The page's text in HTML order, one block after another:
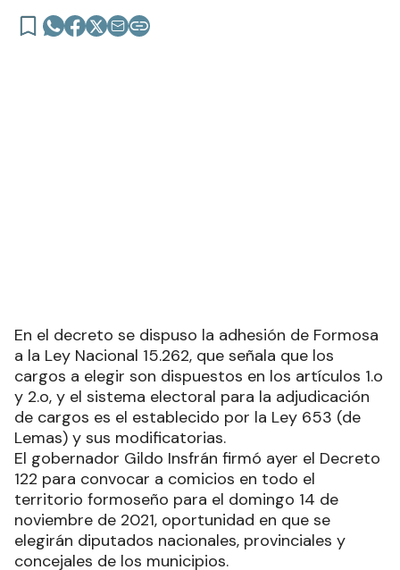
En el decreto se dispuso la adhesión de Formosa
a la Ley Nacional 15.262, que señala que los
cargos a elegir son dispuestos en los artículos 1.o
y 2.o, y el sistema electoral para la adjudicación
de cargos es el establecido por la Ley 653 (de
Lemas) y sus modificatorias.
El gobernador Gildo Insfrán firmó ayer el Decreto
122 para convocar a comicios en todo el
territorio formoseño para el domingo 14 de
noviembre de 2021, oportunidad en que se